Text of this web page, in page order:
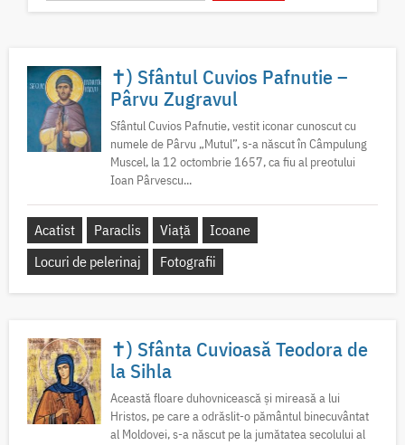
✝) Sfântul Cuvios Pafnutie –
Pârvu Zugravul
Sfântul Cuvios Pafnutie, vestit iconar cunoscut cu
numele de Pârvu „Mutul”, s-a născut în Câmpulung
Muscel, la 12 octombrie 1657, ca fiu al preotului
Ioan Pârvescu...
Acatist Paraclis Viață
Icoane
Locuri de pelerinaj
Fotografii
✝) Sfânta Cuvioasă Teodora de
la Sihla
Această floare duhovnicească și mireasă a lui
Hristos, pe care a odrăslit-o pământul binecuvântat
al Moldovei, s-a născut pe la jumătatea secolului al